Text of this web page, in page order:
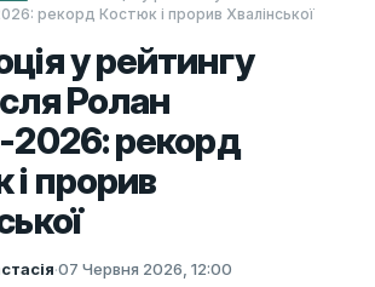
рекорд Костюк і прорив Хвалінської
у рейтингу
Ролан
2026: рекорд
прорив
·07 Червня 2026, 12:00